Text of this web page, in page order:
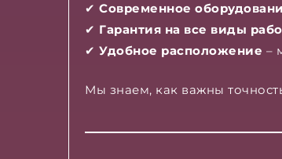
✔ Современное
✔ Гарантия на все виды
✔ Удобное расположение –
Мы знаем, как важны